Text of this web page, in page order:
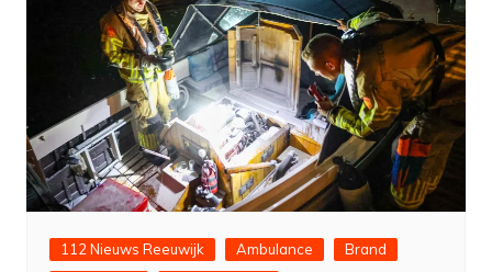
112 Nieuws Reeuwijk Ambulance Brand